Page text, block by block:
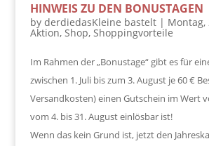
HINWEIS ZU DEN BONUSTAGEN
by derdiedasKleine bastelt| Montag,
Aktion, Shop, Shoppingvorteile
Im Rahmen der „Bonustage“ gibt es für
zwischen 1. Juli bis zum 3. August je 60 €
Versandkosten) einen Gutschein im Wert
vom 4. bis 31. August einlösbar ist!
Wenn das kein Grund ist, jetzt den